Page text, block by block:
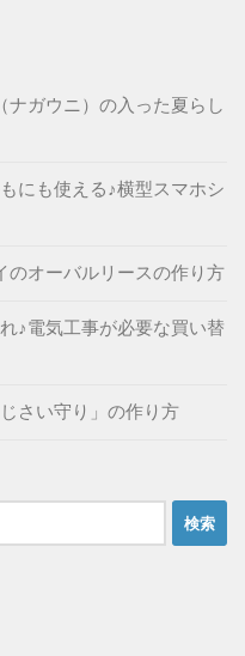
ナガウニ）の入った夏らし
にも使える♪横型スマホシ
のオーバルリースの作り方
♪電気工事が必要な買い替
さい守り」の作り方